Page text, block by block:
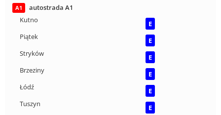
A1
autostrada A1
Kutno
E
Piątek
E
Stryków
E
Brzeziny
E
Łódź
E
Tuszyn
E